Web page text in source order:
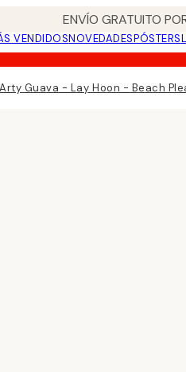
ENVÍO GRATUITO
VENDIDOSNOVEDADESPÓSTERS
Arty Guava - Lay Hoon - Beach